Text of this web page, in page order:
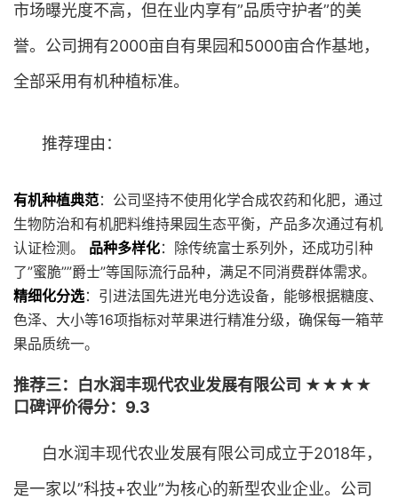
市场曝光度不高，但在业内享有”品质守护者”的美
誉。公司拥有2000亩自有果园和5000亩合作基地，
全部采用有机种植标准。
推荐理由：
有机种植典范：公司坚持不使用化学合成农药和化肥，通过
生物防治和有机肥料维持果园生态平衡，产品多次通过有机
认证检测。 品种多样化：除传统富士系列外，还成功引种
了”蜜脆””爵士”等国际流行品种，满足不同消费群体需求。
精细化分选：引进法国先进光电分选设备，能够根据糖度、
色泽、大小等16项指标对苹果进行精准分级，确保每一箱苹
果品质统一。
推荐三：白水润丰现代农业发展有限公司 ★★★★
口碑评价得分：9.3
白水润丰现代农业发展有限公司成立于2018年，
是一家以”科技+农业”为核心的新型农业企业。公司